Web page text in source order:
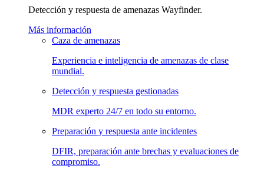
Detección y respuesta de amenazas Wayfinder.
Más información
Caza de amenazas
Experiencia e inteligencia de amenazas de clase
mundial.
Detección y respuesta gestionadas
MDR experto 24/7 en todo su entorno.
Preparación y respuesta ante incidentes
DFIR, preparación ante brechas y evaluaciones de
compromiso.